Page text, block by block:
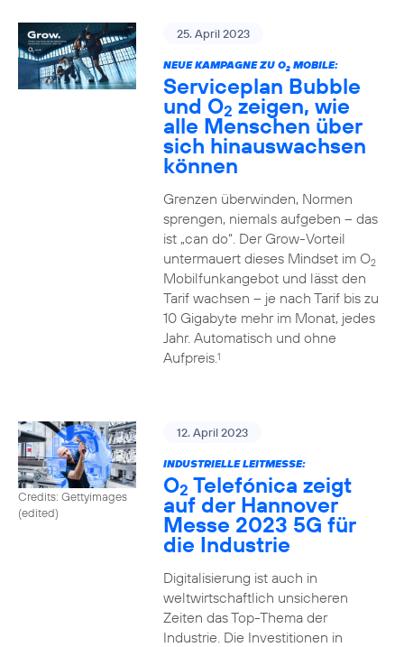
25. April 2023
NEUE KAMPAGNE ZU O2MOBILE:
Serviceplan Bubble
und O2 zeigen, wie
alle Menschen über
sich hinauswachsen
können
Grenzen überwinden, Normen
sprengen, niemals aufgeben – das
ist „can do“. Der Grow-Vorteil
untermauert dieses Mindset im O2
Mobilfunkangebot und lässt den
Tarif wachsen – je nach Tarif bis zu
10 Gigabyte mehr im Monat, jedes
Jahr. Automatisch und ohne
Aufpreis.1
Credits: Gettyimages
(edited)
12. April 2023
INDUSTRIELLE LEITMESSE:
O2 Telefónica zeigt
auf der Hannover
Messe 2023 5G für
die Industrie
Digitalisierung ist auch in
weltwirtschaftlich unsicheren
Zeiten das Top-Thema der
Industrie. Die Investitionen in